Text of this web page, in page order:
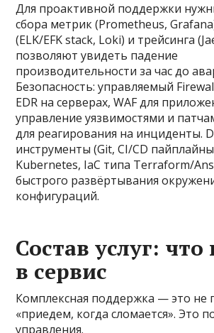
Для проактивной поддержки
сбора метрик (Prometheus,
(ELK/EFK stack, Loki) и трейсинга
позволяют увидеть падение
производительности за час до
Безопасность: управляемый
EDR на серверах, WAF для
управление уязвимостями и
для реагирования на инциденты.
инструменты (Git, CI/CD
Kubernetes, IaC типа Terraform/
быстрого развёртывания
конфигураций.
Состав услуг: что
в сервис
Комплексная поддержка — это не
«приедем, когда сломается». Это
управления.